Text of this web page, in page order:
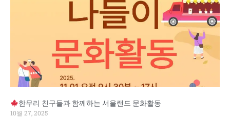
한무리 친구들과 함께하는 서울랜드 문화활동
10월 27, 2025